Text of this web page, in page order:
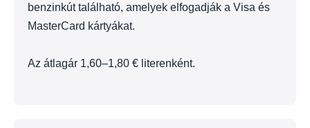
benzinkút található, amelyek elfogadják a Visa és
MasterCard kártyákat.
Az átlagár 1,60–1,80 € literenként.